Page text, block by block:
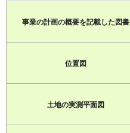
事業の計画の概要を記載した図書
位置図
土地の実測平面図